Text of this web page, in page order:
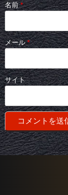
名前*
メール*
サイト